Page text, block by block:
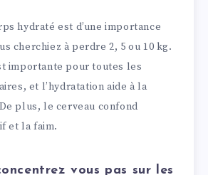
hydraté est d’une importance
cherchiez à perdre 2, 5 ou 10 kg.
importante pour toutes les
et l’hydratation aide à la
plus, le cerveau confond
et la faim.
vous pas sur les